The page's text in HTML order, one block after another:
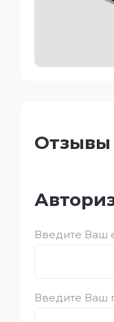
Отзывы
Введите Ваш
Введите Ваш